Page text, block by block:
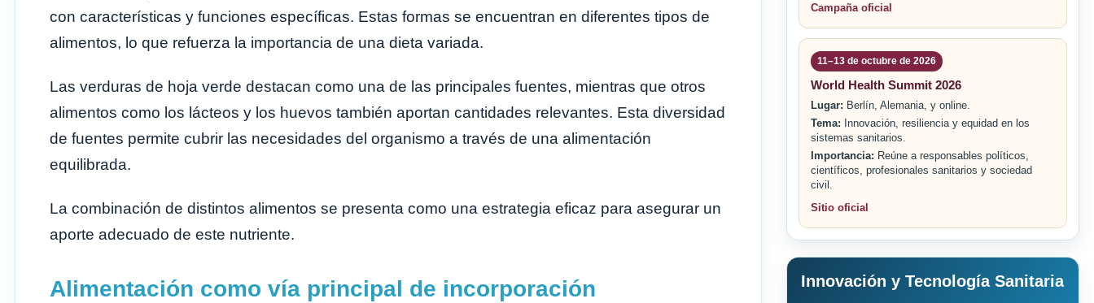
con características y funciones específicas. Estas formas se encuentran en diferentes tipos de
alimentos, lo que refuerza la importancia de una dieta variada.
Las verduras de hoja verde destacan como una de las principales fuentes, mientras que otros
alimentos como los lácteos y los huevos también aportan cantidades relevantes. Esta diversidad
de fuentes permite cubrir las necesidades del organismo a través de una alimentación
equilibrada.
La combinación de distintos alimentos se presenta como una estrategia eficaz para asegurar un
aporte adecuado de este nutriente.
Alimentación como vía principal de incorporación
Campaña oficial
11–13 de octubre de 2026
World Health Summit 2026
Lugar: Berlín, Alemania, y online.
Tema: Innovación, resiliencia y equidad en los
sistemas sanitarios.
Importancia: Reúne a responsables políticos,
científicos, profesionales sanitarios y sociedad
civil.
Sitio oficial
Innovación y Tecnología Sanitaria